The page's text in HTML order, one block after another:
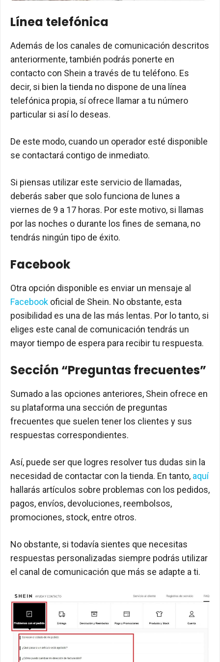
Línea telefónica
Además de los canales de comunicación descritos
anteriormente, también podrás ponerte en
contacto con Shein a través de tu teléfono. Es
decir, si bien la tienda no dispone de una línea
telefónica propia, sí ofrece llamar a tu número
particular si así lo deseas.
De este modo, cuando un operador esté disponible
se contactará contigo de inmediato.
Si piensas utilizar este servicio de llamadas,
deberás saber que solo funciona de lunes a
viernes de 9 a 17 horas. Por este motivo, si llamas
por las noches o durante los fines de semana, no
tendrás ningún tipo de éxito.
Facebook
Otra opción disponible es enviar un mensaje al
Facebook oficial de Shein. No obstante, esta
posibilidad es una de las más lentas. Por lo tanto, si
eliges este canal de comunicación tendrás un
mayor tiempo de espera para recibir tu respuesta.
Sección “Preguntas frecuentes”
Sumado a las opciones anteriores, Shein ofrece en
su plataforma una sección de preguntas
frecuentes que suelen tener los clientes y sus
respuestas correspondientes.
Así, puede ser que logres resolver tus dudas sin la
necesidad de contactar con la tienda. En tanto, aquí
hallarás artículos sobre problemas con los pedidos,
pagos, envíos, devoluciones, reembolsos,
promociones, stock, entre otros.
No obstante, si todavía sientes que necesitas
respuestas personalizadas siempre podrás utilizar
el canal de comunicación que más se adapte a ti.